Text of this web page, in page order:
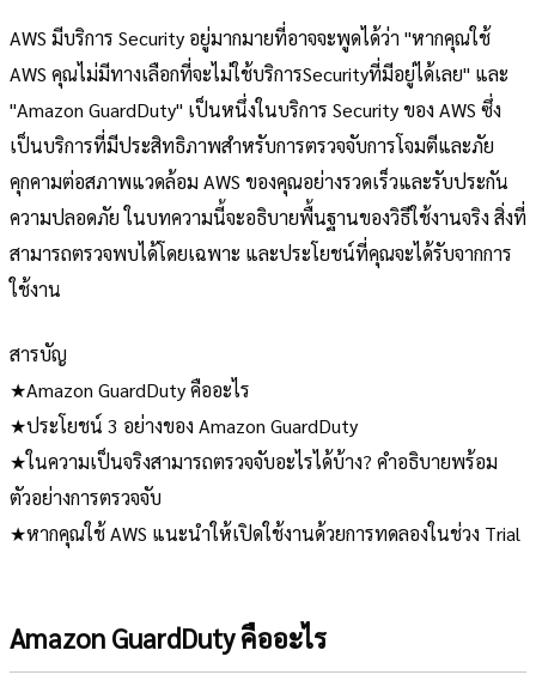
AWS มีบริการ Security อยู่มากมายที่อาจจะพูดได้ว่า "หากคุณใช้
AWS คุณไม่มีทางเลือกที่จะไม่ใช้บริการSecurityที่มีอยู่ได้เลย" และ
"Amazon GuardDuty" เป็นหนึ่งในบริการ Security ของ AWS ซึ่ง
เป็นบริการที่มีประสิทธิภาพสำหรับการตรวจจับการโจมตีและภัย
คุกคามต่อสภาพแวดล้อม AWS ของคุณอย่างรวดเร็วและรับประกัน
ความปลอดภัย ในบทความนี้จะอธิบายพื้นฐานของวิธีใช้งานจริง สิ่งที่
สามารถตรวจพบได้โดยเฉพาะ และประโยชน์ที่คุณจะได้รับจากการ
ใช้งาน
สารบัญ
★Amazon GuardDuty คืออะไร
★ประโยชน์ 3 อย่างของ Amazon GuardDuty
★ในความเป็นจริงสามารถตรวจจับอะไรได้บ้าง? คำอธิบายพร้อม
ตัวอย่างการตรวจจับ
★หากคุณใช้ AWS แนะนำให้เปิดใช้งานด้วยการทดลองในช่วง Trial
Amazon GuardDuty คืออะไร